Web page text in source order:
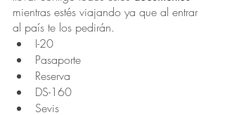
mientras estés viajando ya que al entrar
al país te los pedirán.
I-20
Pasaporte
Reserva
DS-160
Sevis